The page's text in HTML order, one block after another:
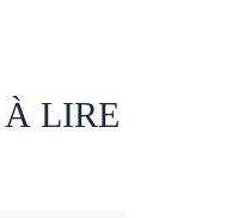
LIRE